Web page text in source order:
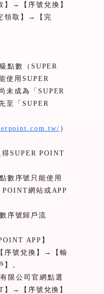
】→【序號兌換】
領取】→【完
點數（ SUPER
使用 SUPER
未成為「 SUPER
至「 SUPER
）
SUPER POINT
點數序號只能使用
POINT網站或 APP
序號歸戶流
APP 】
序號兌換】→【輸
】。
限公司官網點選
】→【序號兌換】